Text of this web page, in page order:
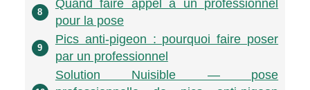
8
Quand faire appel à un professionnel
pour la pose
9
Pics anti-pigeon : pourquoi faire poser
par un professionnel
Solution Nuisible — pose